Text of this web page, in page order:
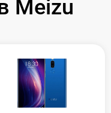
Meizu